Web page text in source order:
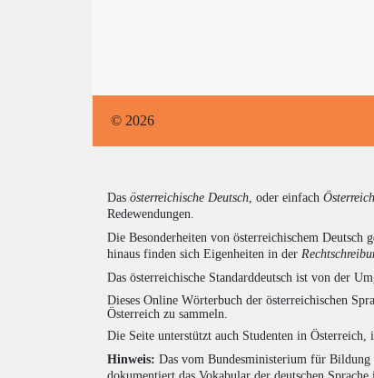
© 2026
Das österreichische Deutsch, oder einfach
Redewendungen.
Die Besonderheiten von österreichischem
hinaus finden sich Eigenheiten in der
Das österreichische Standarddeutsch ist von der
Dieses Online Wörterbuch der österreichischen
Österreich zu sammeln.
Die Seite unterstützt auch Studenten in Österreich,
Hinweis: Das vom Bundesministerium für